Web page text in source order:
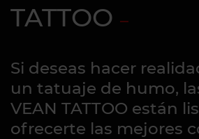
TATTOO
Si deseas hacer
un tatuaje de humo,
VEAN TATTOO están
ofrecerte las mejores